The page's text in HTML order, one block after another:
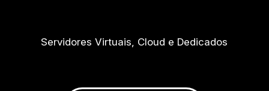
Servidores Virtuais, Cloud e Dedicados